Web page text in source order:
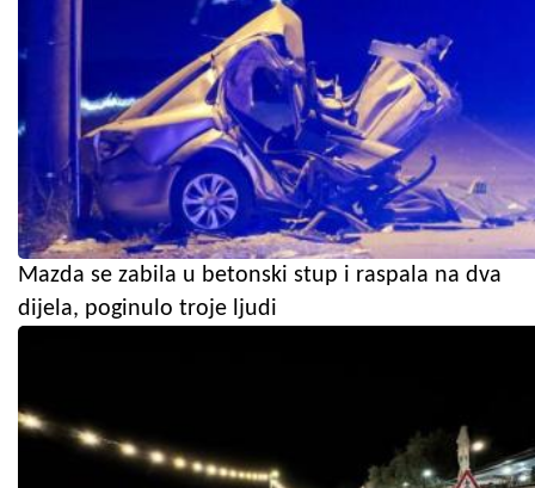
Mazda se zabila u betonski stup i raspala na dva
dijela, poginulo troje ljudi